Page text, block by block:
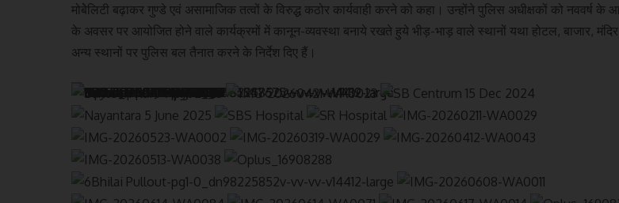
मोबेेलिटी बढ़ाकर गुण्डे एवं असामाजिक तत्वों के विरुद्ध कठोर कार्यवाही करने को कहा। उन्होंने पुलिस अधीक्षकों को नववर्ष के
के अवसर पर आयोजित होने वाले कार्यक्रमों में कानून-व्यवस्था बनाये रखते हुये भीड़-भाड़ वाले स्थानों यथा होटल, बाजार, मंदिर
अन्य स्थानों पर पुलिस बल तैनात करने के निर्देश दिए हैं।